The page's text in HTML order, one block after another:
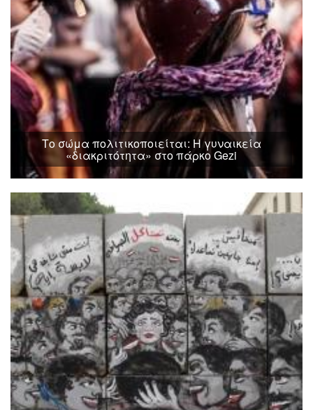
Το σώμα πολιτικοποιείται: Η γυναικεία
«διακριτότητα» στο πάρκο Gezi